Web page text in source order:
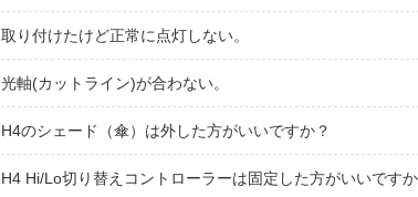
取り付けたけど正常に点灯しない。
光軸(カットライン)が合わない。
H4のシェード（傘）は外した方がいいですか？
H4 Hi/Lo切り替えコントローラーは固定した方がいいですか